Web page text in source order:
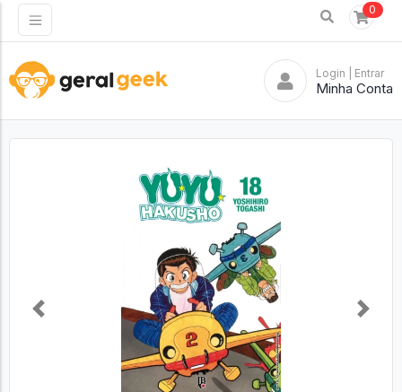
0
Login | Entrar
Minha Conta
Previous Next